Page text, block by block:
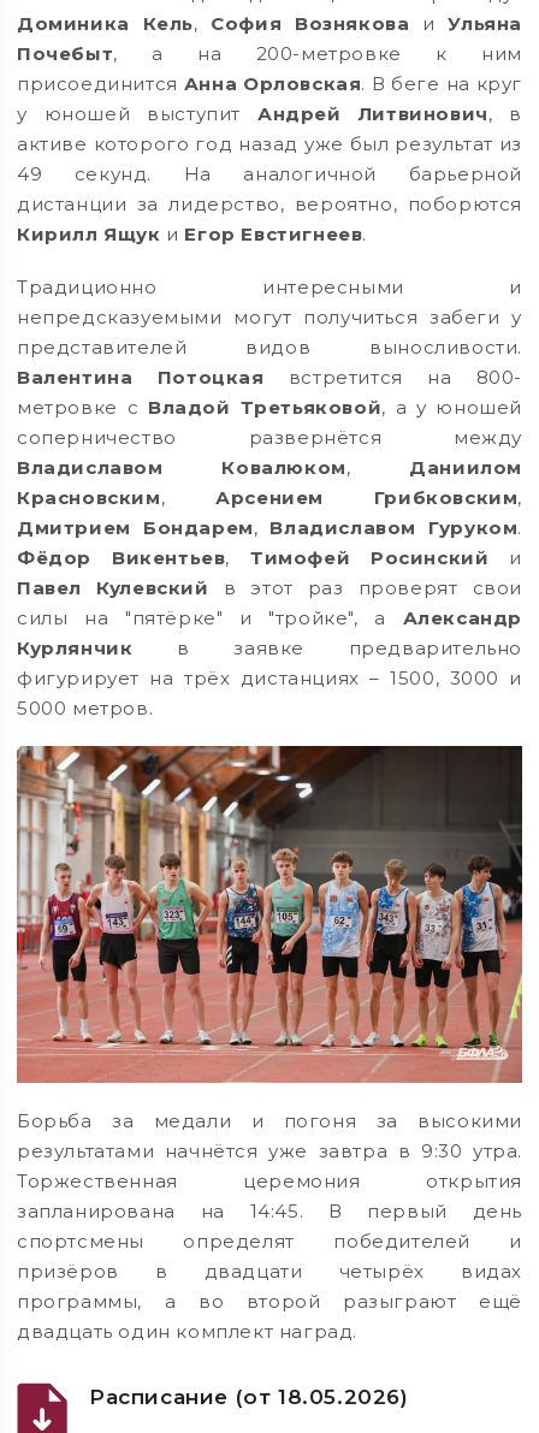
Доминика Кель, София Вознякова иУльяна
Почебыт, а на 200-метровке к ним
присоединится Анна Орловская. В беге на круг
у юношей выступитАндрей Литвинович, в
активе которого год назад уже был результат из
49 секунд. На аналогичной барьерной
дистанции за лидерство, вероятно, поборются
Кирилл Ящук и Егор Евстигнеев.
Традиционно интересными и
непредсказуемыми могут получиться забеги у
представителей видов выносливости.
Валентина Потоцкая встретится на 800-
метровке с Владой Третьяковой, а у юношей
соперничество развернётся между
Владиславом Ковалюком, Даниилом
Красновским,Арсением Грибковским,
Дмитрием Бондарем, Владиславом Гуруком.
Фёдор Викентьев, Тимофей Росинский и
Павел Кулевский в этот раз проверят свои
силы на "пятёрке" и "тройке", а Александр
Курлянчик в заявке предварительно
фигурирует на трёх дистанциях – 1500, 3000 и
5000 метров.
Борьба за медали и погоня за высокими
результатами начнётся уже завтра в 9:30 утра.
Торжественная церемония открытия
запланирована на 14:45. В первый день
спортсмены определят победителей и
призёров в двадцати четырёх видах
программы, а во второй разыграют ещё
двадцать один комплект наград.
Расписание (от 18.05.2026)